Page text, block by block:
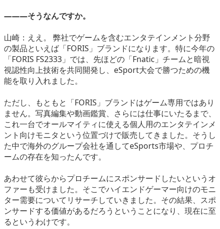
―――そうなんですか。
山崎：ええ。 弊社でゲームを含むエンタテインメント分野
の製品といえば「FORIS」ブランドになります。特に今年の
「FORIS FS2333」では、先ほどの「Fnatic」チームと暗視
視認性向上技術を共同開発し、eSport大会で勝つための機
能を取り入れました。
ただし、もともと「FORIS」ブランドはゲーム専用ではあり
ません。写真編集や動画鑑賞、さらには仕事にいたるまで、
これ一台でオールマイティに使える個人用のエンタテインメ
ント向けモニタという位置づけで販売してきました。そうし
た中で海外のグループ会社を通してeSports市場や、プロチ
ームの存在を知ったんです。
あわせて彼らからプロチームにスポンサードしたいというオ
ファーも受けました。そこでハイエンドゲーマー向けのモニ
ター需要についてリサーチしていきました。その結果、スポ
ンサードする価値があるだろうということになり、現在に至
るというわけです。